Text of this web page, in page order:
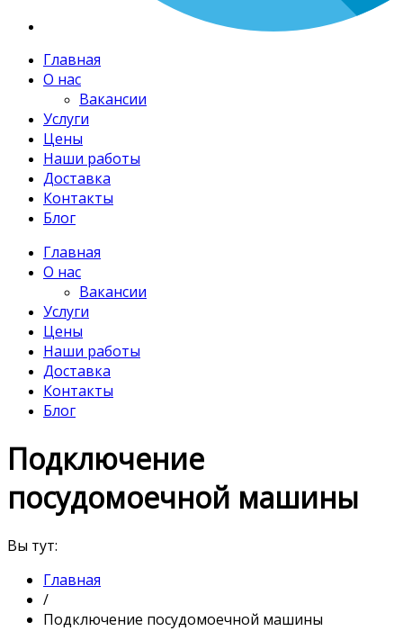
Главная
О нас
Вакансии
Услуги
Цены
Наши работы
Доставка
Контакты
Блог
Главная
О нас
Вакансии
Услуги
Цены
Наши работы
Доставка
Контакты
Блог
Подключение
посудомоечной машины
Вы тут:
Главная
/
Подключение посудомоечной машины